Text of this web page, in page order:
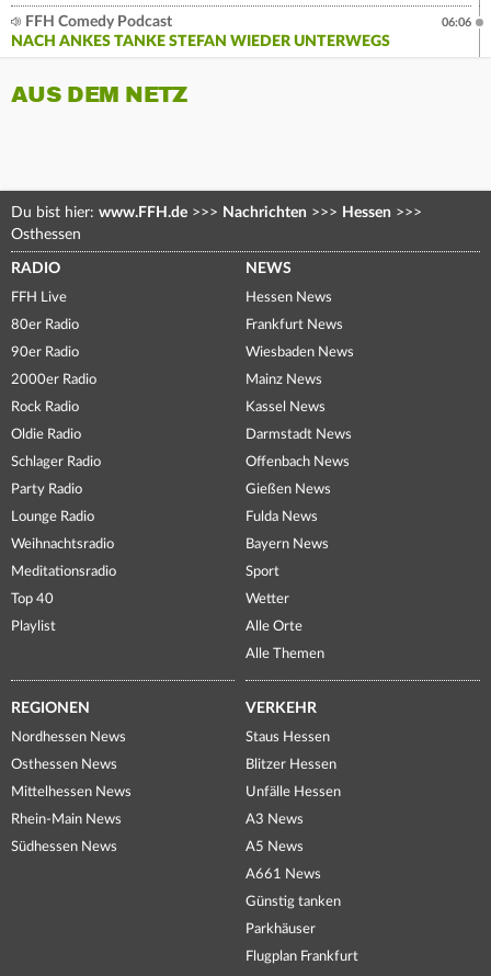
FFH Comedy Podcast
NACH ANKES TANKE STEFAN WIEDER UNTERWEGS
06:06
AUS DEM NETZ
Du bist hier: www.FFH.de >>> Nachrichten >>> Hessen >>>
Osthessen
RADIO
FFH Live
80er Radio
90er Radio
2000er Radio
Rock Radio
Oldie Radio
Schlager Radio
Party Radio
Lounge Radio
Weihnachtsradio
Meditationsradio
Top 40
Playlist
NEWS
Hessen News
Frankfurt News
Wiesbaden News
Mainz News
Kassel News
Darmstadt News
Offenbach News
Gießen News
Fulda News
Bayern News
Sport
Wetter
Alle Orte
Alle Themen
REGIONEN
Nordhessen News
Osthessen News
Mittelhessen News
Rhein-Main News
Südhessen News
VERKEHR
Staus Hessen
Blitzer Hessen
Unfälle Hessen
A3 News
A5 News
A661 News
Günstig tanken
Parkhäuser
Flugplan Frankfurt